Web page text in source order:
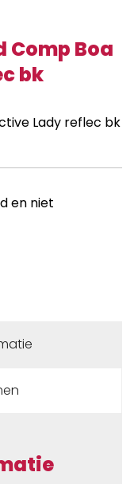
Comp Boa
bk
Lady reflec bk
en niet